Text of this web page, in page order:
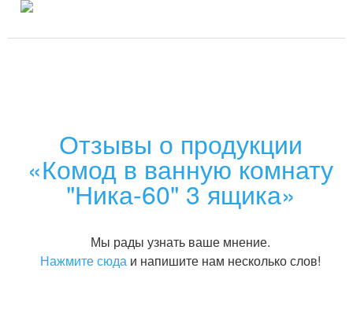
Отзывы о продукции
«Комод в ванную комнату
"Ника-60" 3 ящика»
Мы рады узнать ваше мнение.
Нажмите сюда и напишите нам несколько слов!